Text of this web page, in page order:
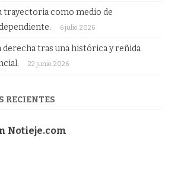
trayectoria como medio de
6 julio, 2026
derecha tras una histórica y reñida
22 junio, 2026
RECIENTES
Notieje.com